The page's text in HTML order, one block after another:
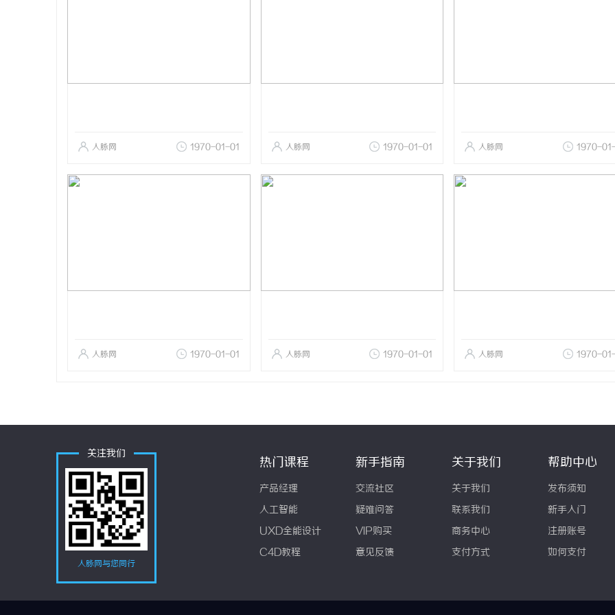
人脉网 1970-01-01 人脉网 1970-01-01 人脉网 1970-
人脉网 1970-01-01 人脉网 1970-01-01 人脉网 1970-
关注我们
人脉网与您同行
热门课程
产品经理
人工智能
UXD全能设计
C4D教程
新手指南
交流社区
疑难问答
VIP购买
意见反馈
关于我们
关于我们
联系我们
商务中心
支付方式
帮助中心
发布须知
新手入门
注册账号
如何支付